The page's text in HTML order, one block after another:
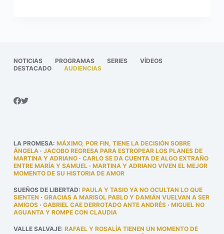
NOTICIAS PROGRAMAS SERIES
VÍDEOS
DESTACADO
AUDIENCIAS
LA PROMESA: MÁXIMO, POR FIN, TIENE LA DECISIÓN SOBRE
ÁNGELA· JACOBO REGRESA PARA ESTROPEAR LOS PLANES DE
MARTINA Y ADRIANO· CARLO SE DA CUENTA DE ALGO EXTRAÑO
ENTRE MARÍA Y SAMUEL· MARTINA Y ADRIANO VIVEN EL MEJOR
MOMENTO DE SU HISTORIA DE AMOR
SUEÑOS DE LIBERTAD: PAULA Y TASIO YA NO OCULTAN LO QUE
SIENTEN · GRACIAS A MARISOL PABLO Y DAMIÁN VUELVAN A SER
AMIGOS· GABRIEL CAE DERROTADO ANTE ANDRÉS· MIGUEL NO
AGUANTA Y ROMPE CON CLAUDIA
VALLE SALVAJE: RAFAEL Y ROSALÍA TIENEN UN MOMENTO DE